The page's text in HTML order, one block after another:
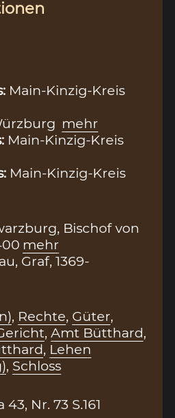
Main-Kinzig-Kreis
mehr
Main-Kinzig-Kreis
Main-Kinzig-Kreis
Bischof von
mehr
Graf, 1369-
, Rechte, Güter,
,Amt Bütthard,
, Lehen
, Schloss
Nr. 73 S.161